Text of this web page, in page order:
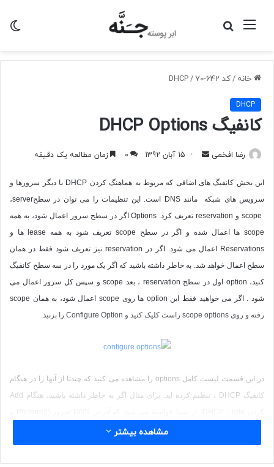
منو
خانه /کد 642-70 /
DHCP
DHCP
کانفیگ DHCP Options
رضا افخمی
ارسال
ایمیل
15 آبان 1392 0 زمان مطالعه یک دقیقه
این بخش کانفیگ های اضافی که مربوط به هماهنگ کردن DHCP با دیگر سرورها و
سرویس های شبکه مانندDNS است. این تنظیمات را می توان در سطحserver،
scopeو reservationتعریف کرد. Optionsاگر در سطح سرور اعمال شود، به همه
scopeها اعمال شده و اگر در سطح scopeتعریف شود به همه lease
ها و
Reservations
اعمال می شود. اگر در reservation نیز تعریف شود فقط در همان
سطح اعمال خواهد شد. به خاطر داشته باشید که اگر یک مورد را در سه سطح کانفیگ
کنید، option اول در سطح reservation ، بعد scope و سپس کل سرور اعمال می
شود . اگر می خواهید فقط این option ها روی scope اعمال شود، به همان scope
رفته و روی scope options راست کلیک کنید و Configure Option را بزنید.
در این قسمت لیست کاملoptions را مشاهده می کنید که چندتا از آنها را در هنگام
کانفیگ DHCP ، تنظیم کرده اید. برای مثال اگر به خاطر داشته باشید، هنگام
Add
) شبکه خود را مشخص کنید تا این دو سرویس باهم هماهنگ شوند.حال اگر
از همینconfigure optionsگزینه006 DNS Serversرا مشاهده کنید، خواهید دید که
همانIPها در این قسمت نوشته شده اند.
مشاهده بیشتر